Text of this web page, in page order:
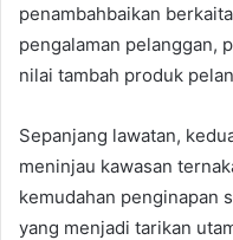
penambahbaikan
pengalaman pelanggan,
nilai tambah produk
Sepanjang lawatan,
meninjau kawasan
kemudahan penginapan
yang menjadi tarikan